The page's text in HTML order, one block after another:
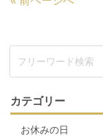
カテゴリー
お休みの日